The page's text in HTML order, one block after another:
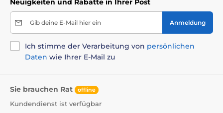
Neuigkeiten und Rabatte in Ihrer Post
Gib deine E-Mail hier ein Anmeldung
Ich stimme der Verarbeitung von persönlichen
Daten wie Ihrer E-Mail zu
Sie brauchen Rat offline
Kundendienst ist verfügbar